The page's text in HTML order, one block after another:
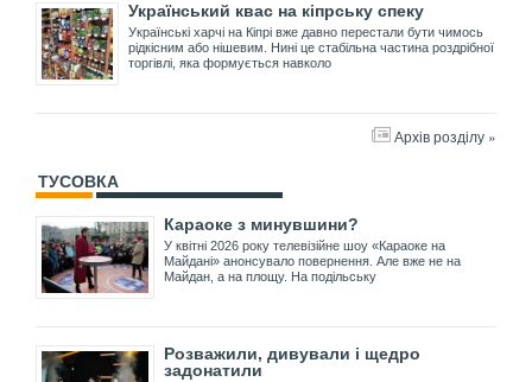
Український квас на кіпрську спеку
Українські харчі на Кіпрі вже давно перестали бути чимось
рідкісним або нішевим. Нині це стабільна частина роздрібної
торгівлі, яка формується навколо
Архів розділу »
ТУСОВКА
Караоке з минувшини?
У квітні 2026 року телевізійне шоу «Караоке на
Майдані» анонсувало повернення. Але вже не на
Майдан, а на площу. На подільську
Розважили, дивували і щедро
задонатили